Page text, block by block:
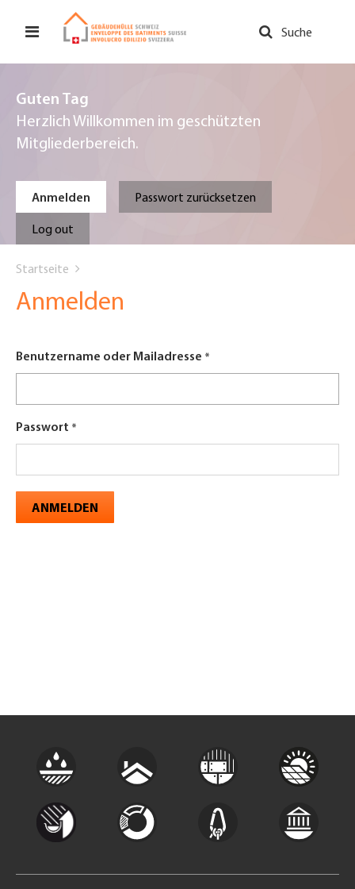
zum
Suche
Guten Tag
Herzlich Willkommen im geschützten
Mitgliederbereich.
Primary
tabs
Anmelden Passwort zurücksetzen
Log out
are
here
Startseite
Anmelden
Benutzername oder Mailadresse
Passwort
ANMELDEN